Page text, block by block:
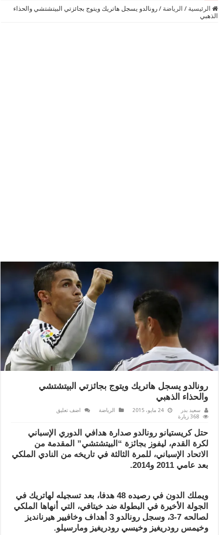
الرئيسية / الرياضة / رونالدو يسجل هاتريك ويتوج بجائزتي البيتشتشي والحذاء
الذهبي
رونالدو يسجل هاتريك ويتوج بجائزتي البيتشتشي
والحذاء الذهبي
سعيد بدر 24 مايو، 2015 الرياضة
اضف تعليق
368 زيارة
حتل كريستيانو رونالدو صدارة هدافي الدوري الإسباني
لكرة القدم، ليفوز بجائزة “البيتشتشي” المقدمة من
الاتحاد الإسباني، للمرة الثالثة في تاريخه من النادي الملكي
بعد عامي 2011 و2014.
ويملك الدون في رصيده 48 هدفا، بعد تسجيله لهاتريك في
الجولة الأخيرة في البطولة ضد خيتافي، التي أنهاها الملكي
لصالحه 7-3، وسجل رونالدو 3 أهداف وخافيير هيرنانديز
وخيمس رودريغيز وخيسي رودريغيز ومارسيلو.